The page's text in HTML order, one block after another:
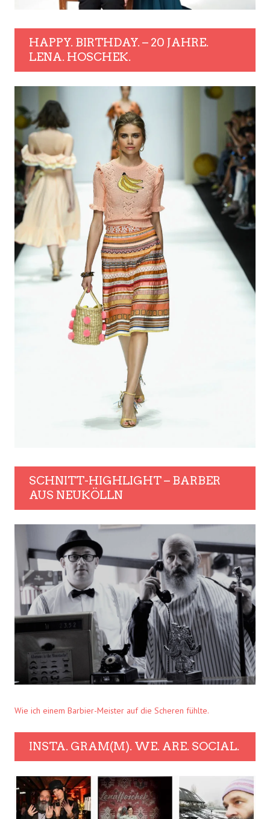
HAPPY. BIRTHDAY. – 20 JAHRE.
LENA. HOSCHEK.
SCHNITT-HIGHLIGHT – BARBER
AUS NEUKÖLLN
Wie ich einem Barbier-Meister auf die Scheren fühlte.
INSTA. GRAM(M). WE. ARE. SOCIAL.